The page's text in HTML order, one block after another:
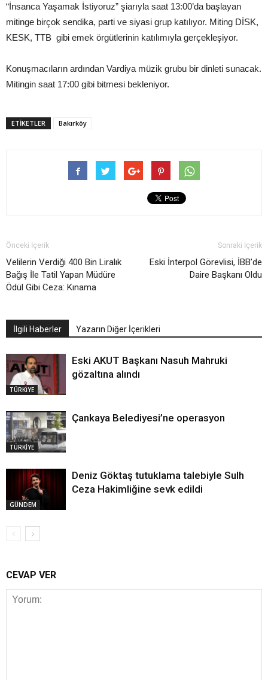
“İnsanca Yaşamak İstiyoruz” şiarıyla saat 13:00’da başlayan
mitinge birçok sendika, parti ve siyasi grup katılıyor. Miting DİSK,
KESK, TTB gibi emek örgütlerinin katılımıyla gerçekleşiyor.
Konuşmacıların ardından Vardiya müzik grubu bir dinleti sunacak.
Mitingin saat 17:00 gibi bitmesi bekleniyor.
ETIKETLER Bakırköy
Önceki İçerik
Velilerin Verdiği 400 Bin Liralık
Bağış İle Tatil Yapan Müdüre
Ödül Gibi Ceza: Kınama
Sonraki İçerik
Eski İnterpol Görevlisi, İBB’de
Daire Başkanı Oldu
İlgili Haberler Yazarın Diğer İçerikleri
TÜRKİYE
Eski AKUT Başkanı Nasuh Mahruki
gözaltına alındı
TÜRKİYE
Çankaya Belediyesi’ne operasyon
GÜNDEM
Deniz Göktaş tutuklama talebiyle Sulh
Ceza Hakimliğine sevk edildi
CEVAP VER